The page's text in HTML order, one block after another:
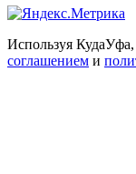
Используя КудаУфа,
соглашением и